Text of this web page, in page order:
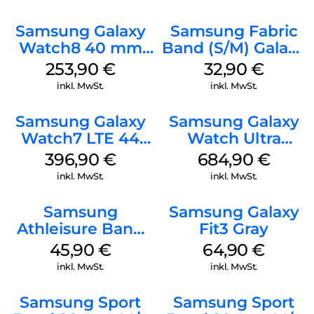
Samsung Galaxy
Watch8 40 mm
Graphite
253,90 €
inkl. MwSt.
Samsung Fabric
Band (S/M) Galaxy
Watch8/Watch8
Classic Red
32,90 €
inkl. MwSt.
Samsung Galaxy
Watch7 LTE 44
mm Green
396,90 €
inkl. MwSt.
Samsung Galaxy
Watch Ultra
Titanium White
684,90 €
inkl. MwSt.
Samsung
Athleisure Band
S/M Galaxy
Watch7 Cream
45,90 €
inkl. MwSt.
Samsung Galaxy
Fit3 Gray
64,90€
inkl. MwSt.
Samsung Sport
Samsung Sport